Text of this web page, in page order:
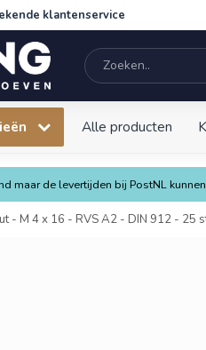
klantenservice
Alle producten
maar de levertijden bij PostNL
- M 4 x 16 - RVS A2 - DIN 912 - 25